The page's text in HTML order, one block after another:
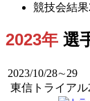
競技会結果
2023年 選
2023/10/28∼29
東信トライアル